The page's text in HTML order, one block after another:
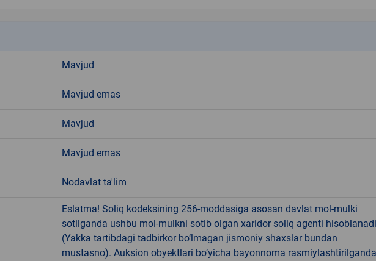
Mavjud
Mavjud emas
Mavjud
Mavjud emas
Nodavlat ta'lim
Eslatma! Soliq kodeksining 256-moddasiga asosan davlat mol-mulki
sotilganda ushbu mol-mulkni sotib olgan xaridor soliq agenti hisoblanadi
(Yakka tartibdagi tadbirkor bo‘lmagan jismoniy shaxslar bundan
mustasno). Auksion obyektlari bo‘yicha bayonnoma